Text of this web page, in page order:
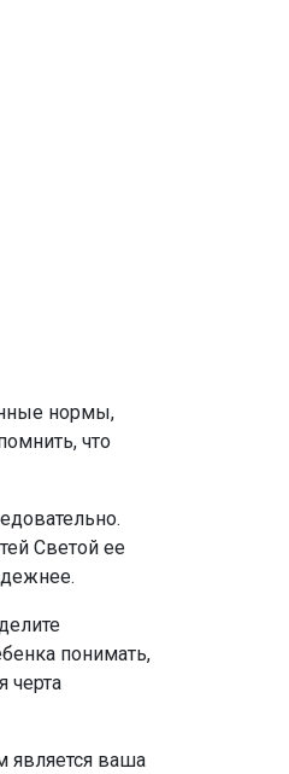
нормы,
что
Светой ее
понимать,
черта
является ваша